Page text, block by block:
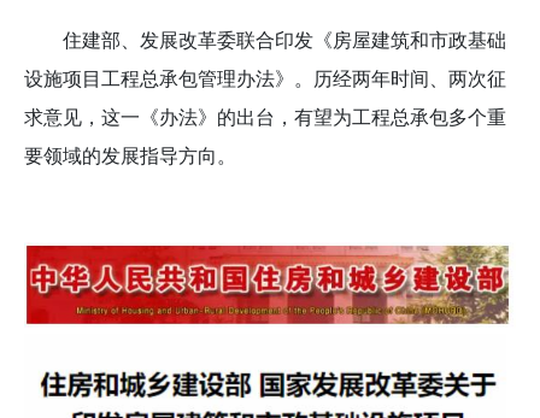
住建部、发展改革委联合印发《房屋建筑和市政基础
设施项目工程总承包管理办法》。历经两年时间、两次征
求意见，这一《办法》的出台，有望为工程总承包多个重
要领域的发展指导方向。